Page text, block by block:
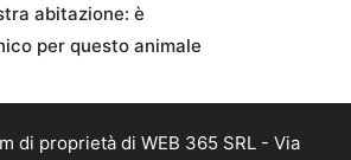
abitazione: è
per questo animale
di proprietà di WEB 365 SRL - Via